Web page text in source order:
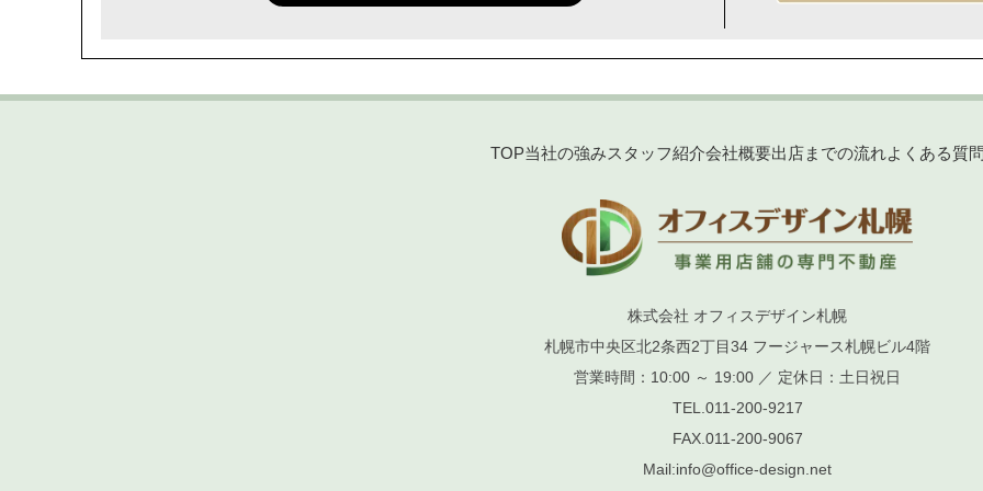
TOP当社の強みスタッフ紹介会社概要出店までの流れよくある質
株式会社 オフィスデザイン札幌
札幌市中央区北2条西2丁目34 フージャース札幌ビル4階
営業時間：10:00 ～ 19:00 ／ 定休日：土日祝日
TEL.011-200-9217
FAX.011-200-9067
Mail:info@office-design.net